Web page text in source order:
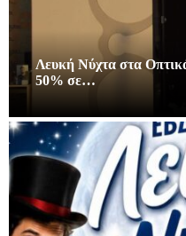
Λευκή Νύχτα στα
50% σε…